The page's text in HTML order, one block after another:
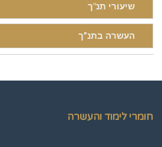
שיעורי תנ"ך
העשרה בתנ”ך
חומרי לימוד והעשרה